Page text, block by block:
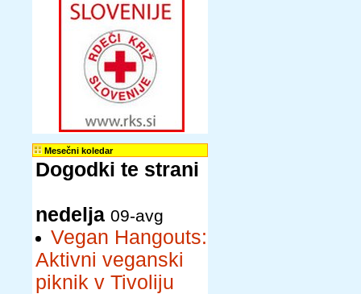
Mesečni koledar
Dogodki te strani
nedelja 09-avg
Vegan Hangouts:
Aktivni veganski
piknik v Tivoliju